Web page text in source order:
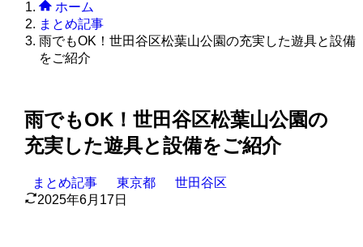
ホーム
まとめ記事
雨でもOK！世田谷区松葉山公園の充実した遊具と設備
をご紹介
雨でもOK！世田谷区松葉山公園の
充実した遊具と設備をご紹介
まとめ記事 東京都
世田谷区
2025年6月17日